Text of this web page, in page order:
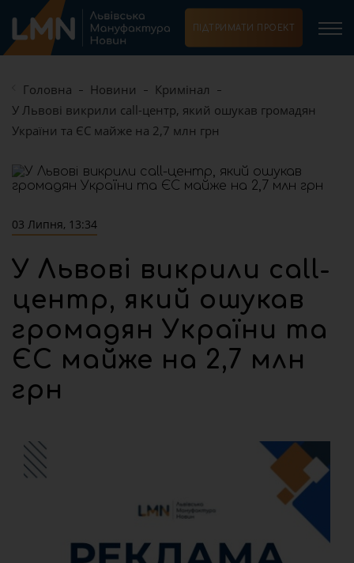
ПІДТРИМАТИ ПРОЕКТ
Головна Новини
Кримінал
У Львові викрили call-центр, який ошукав громадян
України та ЄС майже на 2,7 млн грн
03 Липня, 13:34
У Львові викрили call-
центр, який ошукав
громадян України та
ЄС майже на 2,7 млн
грн